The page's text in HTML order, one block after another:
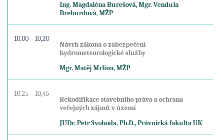
Ing. Magdaléna Burešová, Mgr. Vendula
Breburdová, MŽP
10,00 – 10,20
Návrh zákona o zabezpečení
hydrometeorologické služby
Mgr. Matěj Mrlina, MŽP
10,25 – 10,45
Rekodifikace stavebního práva a ochrana
veřejných zájmů v území
JUDr. Petr Svoboda, Ph.D., Právnická fakulta UK